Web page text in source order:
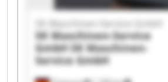
SK Maschinen-Service GmbH
SK Maschinen-Service
GmbH SK Maschinen-
Service GmbH